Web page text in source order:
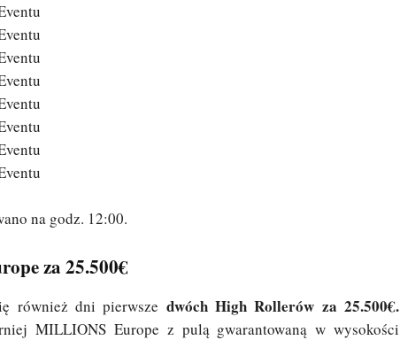
na godz. 12:00.
za 25.500€
również dni pierwsze dwóch High Rollerów za 25.500€.
MILLIONS Europe z pulą gwarantowaną w wysokości